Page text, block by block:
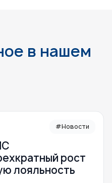
в нашем
#Новости
рост
лояльность